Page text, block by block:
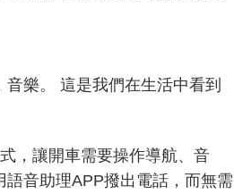
樂。 這是我們在生活中看到
，讓開車需要操作導航、音
音助理APP撥出電話，而無需